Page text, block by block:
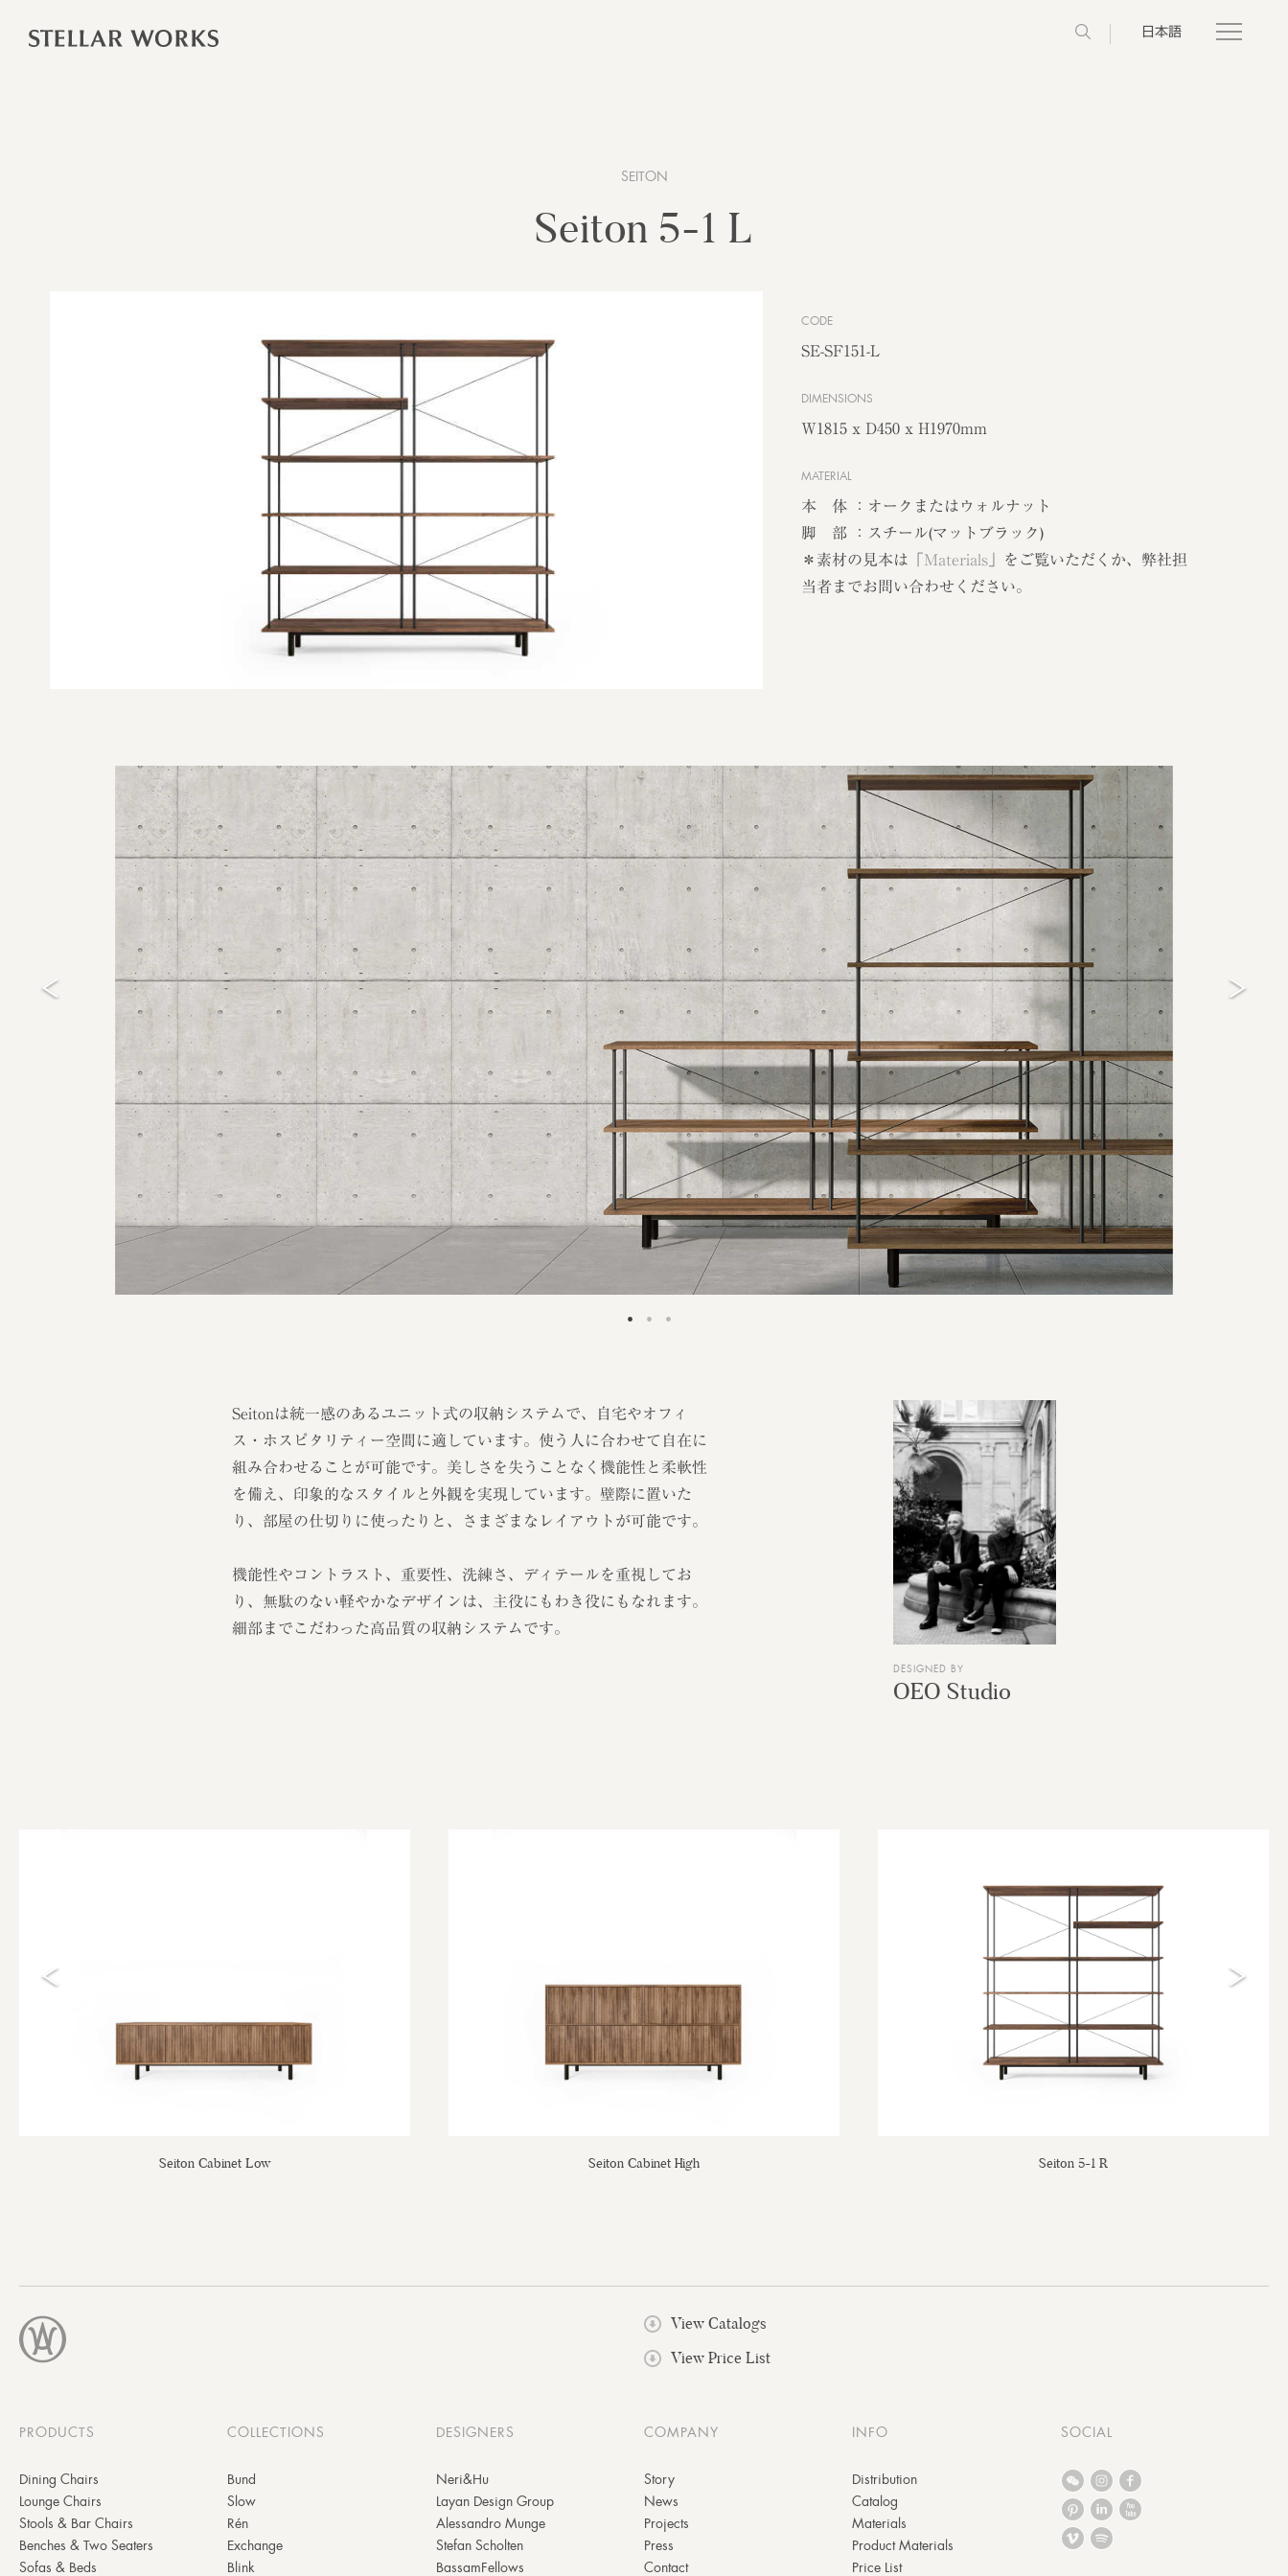
日本語
SEITON
Seiton 5-1 L
CODE
SE-SF151-L
DIMENSIONS
W1815 x D450 x H1970mm
MATERIAL
本 体 ：オークまたはウォルナット
脚 部 ：スチール(マットブラック)
＊素材の見本は「 Materials 」をご覧いただくか、弊社担
当者までお問い合わせください。
Seitonは統一感のあるユニット式の収納システムで、自宅やオフィ
ス・ホスピタリティー空間に適しています。使う人に合わせて自在に
組み合わせることが可能です。美しさを失うことなく機能性と柔軟性
を備え、印象的なスタイルと外観を実現しています。壁際に置いた
り、部屋の仕切りに使ったりと、さまざまなレイアウトが可能です。
機能性やコントラスト、重要性、洗練さ、ディテールを重視してお
り、無駄のない軽やかなデザインは、主役にもわき役にもなれます。
細部までこだわった高品質の収納システムです。
DESIGNED BY
OEO Studio
Seiton Cabinet Low Seiton Cabinet High Seiton 5-1 R
View Catalogs
View Price List
PRODUCTS
Dining Chairs
Lounge Chairs
Stools & Bar Chairs
Benches & Two Seaters
Sofas & Beds
COLLECTIONS
Bund
Slow
Rén
Exchange
Blink
DESIGNERS
Neri&Hu
Layan Design Group
Alessandro Munge
Stefan Scholten
BassamFellows
COMPANY
Story
News
Projects
Press
Contact
INFO
Distribution
Catalog
Materials
Product Materials
Price List
SOCIAL